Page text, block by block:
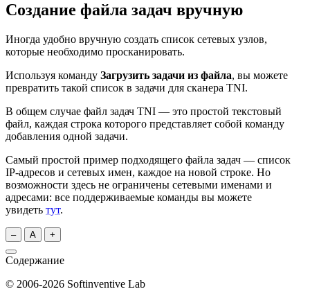
Создание файла задач вручную
Иногда удобно вручную создать список сетевых узлов,
которые необходимо просканировать.
Используя команду Загрузить задачи из файла, вы можете
превратить такой список в задачи для сканера TNI.
В общем случае файл задач TNI — это простой текстовый
файл, каждая строка которого представляет собой команду
добавления одной задачи.
Самый простой пример подходящего файла задач — список
IP-адресов и сетевых имен, каждое на новой строке. Но
возможности здесь не ограничены сетевыми именами и
адресами: все поддерживаемые команды вы можете
увидеть тут.
– A +
Содержание
© 2006-2026 Softinventive Lab